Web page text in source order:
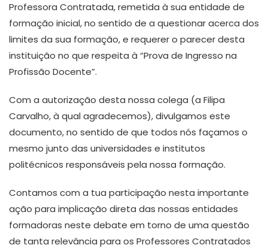
Professora Contratada, remetida à sua entidade de
formação inicial, no sentido de a questionar acerca dos
limites da sua formação, e requerer o parecer desta
instituição no que respeita à “Prova de Ingresso na
Profissão Docente”.
Com a autorização desta nossa colega (a Filipa
Carvalho, à qual agradecemos), divulgamos este
documento, no sentido de que todos nós façamos o
mesmo junto das universidades e institutos
politécnicos responsáveis pela nossa formação.
Contamos com a tua participação nesta importante
ação para implicação direta das nossas entidades
formadoras neste debate em torno de uma questão
de tanta relevância para os Professores Contratados